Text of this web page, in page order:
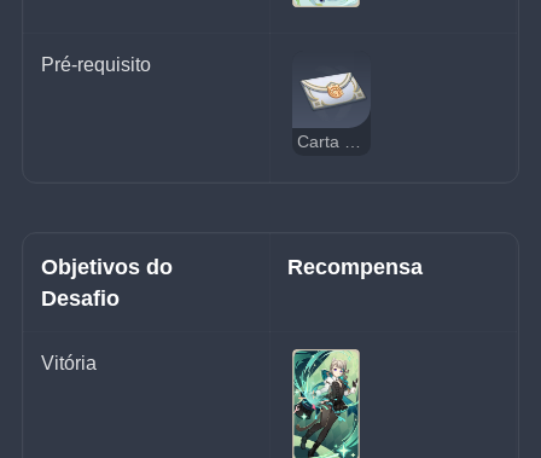
Pré-requisito
Carta de Convite
Objetivos do
Desafio
Recompensa
Vitória